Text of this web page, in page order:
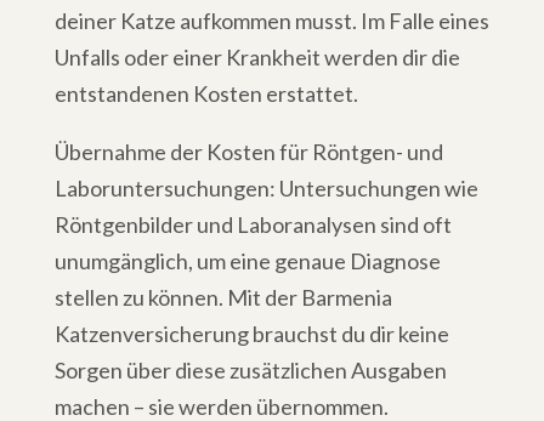
deiner Katze aufkommen musst. Im Falle eines
Unfalls oder einer Krankheit werden dir die
entstandenen Kosten erstattet.
Übernahme der Kosten für Röntgen- und
Laboruntersuchungen: Untersuchungen wie
Röntgenbilder und Laboranalysen sind oft
unumgänglich, um eine genaue Diagnose
stellen zu können. Mit der Barmenia
Katzenversicherung brauchst du dir keine
Sorgen über diese zusätzlichen Ausgaben
machen – sie werden übernommen.